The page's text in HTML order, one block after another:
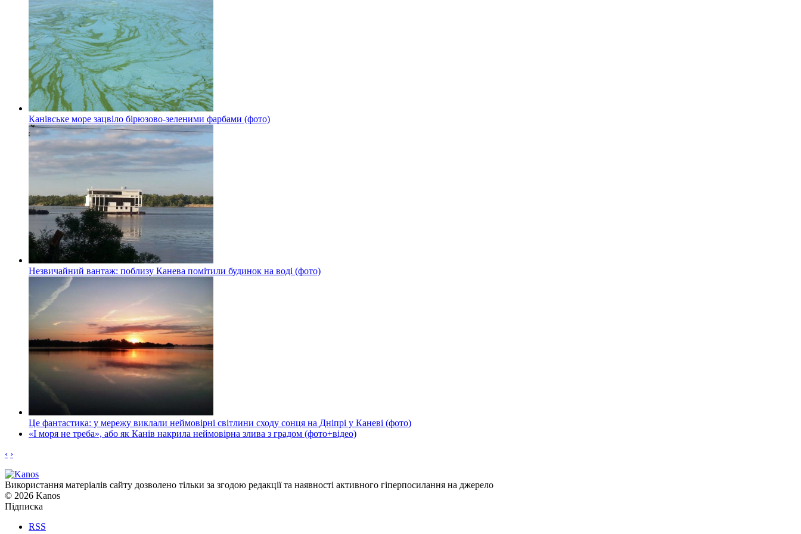
Канівське море зацвіло бірюзово-зеленими фарбами (фото)
Незвичайний вантаж: поблизу Канева помітили будинок на воді (фото)
Це фантастика: у мережу виклали неймовірні світлини сходу сонця на Дніпрі у Каневі (фото)
«І моря не треба», або як Канів накрила неймовірна злива з градом (фото+відео)
‹ ›
Використання матеріалів сайту дозволено тільки за згодою редакції та наявності активного гіперпосилання на джерело
© 2026 Kanos
Підписка
RSS